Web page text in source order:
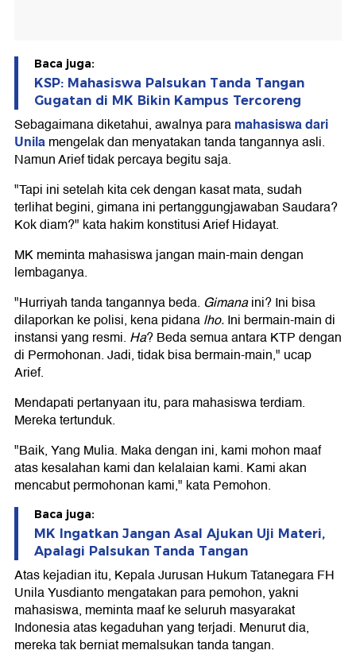
Baca juga:
KSP: Mahasiswa Palsukan Tanda Tangan
Gugatan di MK Bikin Kampus Tercoreng
Sebagaimana diketahui, awalnya paramahasiswa dari
Unilamengelak dan menyatakan tanda tangannya asli.
Namun Arief tidak percaya begitu saja.
"Tapi ini setelah kita cek dengan kasat mata, sudah
terlihat begini, gimana ini pertanggungjawaban Saudara?
Kok diam?" kata hakim konstitusi Arief Hidayat.
MK meminta mahasiswa jangan main-main dengan
lembaganya.
"Hurriyah tanda tangannya beda. Gimanaini? Ini bisa
dilaporkan ke polisi, kena pidanalho.Ini bermain‐main di
instansi yang resmi. Ha? Beda semua antara KTP dengan
di Permohonan. Jadi, tidak bisa bermain‐main," ucap
Arief.
Mendapati pertanyaan itu, para mahasiswa terdiam.
Mereka tertunduk.
"Baik, Yang Mulia. Maka dengan ini, kami mohon maaf
atas kesalahan kami dan kelalaian kami. Kami akan
mencabut permohonan kami," kata Pemohon.
Baca juga:
MK Ingatkan Jangan Asal Ajukan Uji Materi,
Apalagi Palsukan Tanda Tangan
Atas kejadian itu, Kepala Jurusan Hukum Tatanegara FH
Unila Yusdianto mengatakan para pemohon, yakni
mahasiswa, meminta maaf ke seluruh masyarakat
Indonesia atas kegaduhan yang terjadi. Menurut dia,
mereka tak berniat memalsukan tanda tangan.